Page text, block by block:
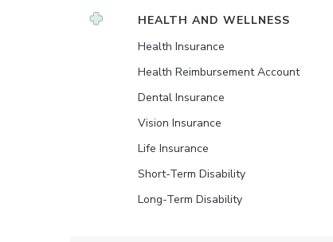
HEALTH AND WELLNESS
Health Insurance
Health Reimbursement Account
Dental Insurance
Vision Insurance
Life Insurance
Short-Term Disability
Long-Term Disability